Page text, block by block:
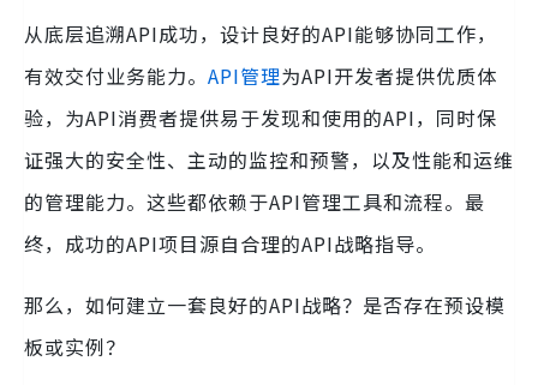
从底层追溯API成功，设计良好的API能够协同工作，
有效交付业务能力。 API管理为API开发者提供优质体
验，为API消费者提供易于发现和使用的API，同时保
证强大的安全性、主动的监控和预警，以及性能和运维
的管理能力。这些都依赖于API管理工具和流程。最
终，成功的API项目源自合理的API战略指导。
那么，如何建立一套良好的API战略？是否存在预设模
板或实例？